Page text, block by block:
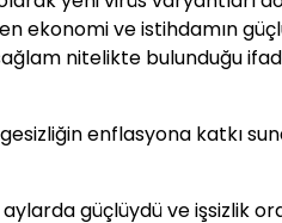
ekonomi ve istihdamın
nitelikte bulunduğu
enflasyona katkı
güçlüydü ve işsizlik